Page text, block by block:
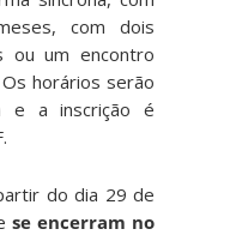
com dois
ou um encontro
horários serão
e a inscrição é
do dia 29 de
se encerram no